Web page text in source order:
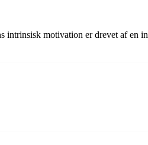
motivation er drevet af en